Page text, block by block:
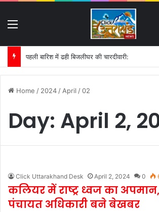
पहली बारिश में ढही बिजलीघर की चारदीवारी:
Home / 2024 / April /02
Day: April 2,
Click Uttarakhand Desk April 2, 2024 0
कलियर में राष्ट्र ध्वज का
पंचायत अधिकारी बने बेखबर